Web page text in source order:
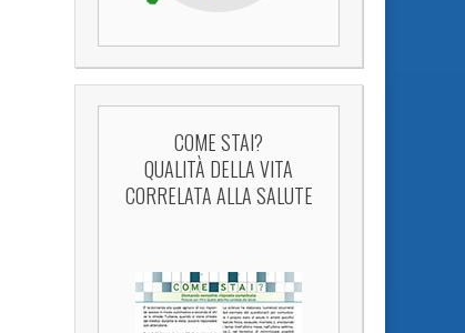
COME STAI?
QUALITÀ DELLA VITA
CORRELATA ALLA SALUTE